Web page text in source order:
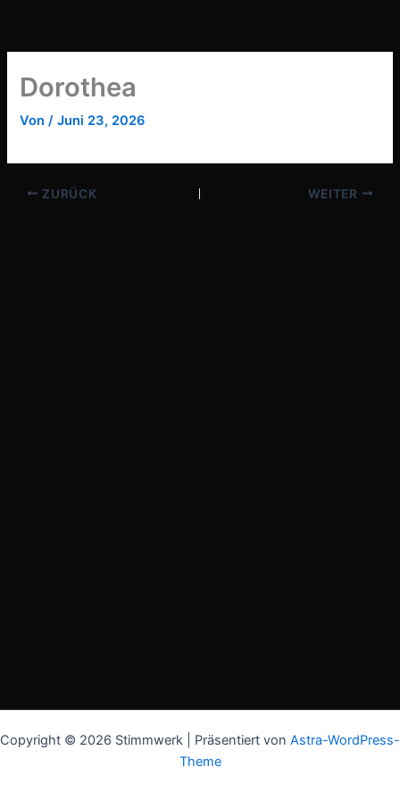
springen
Dorothea
Von/Juni 23, 2026
ZURÜCK WEITER
Copyright © 2026 Stimmwerk | Präsentiert von Astra-WordPress-
Theme